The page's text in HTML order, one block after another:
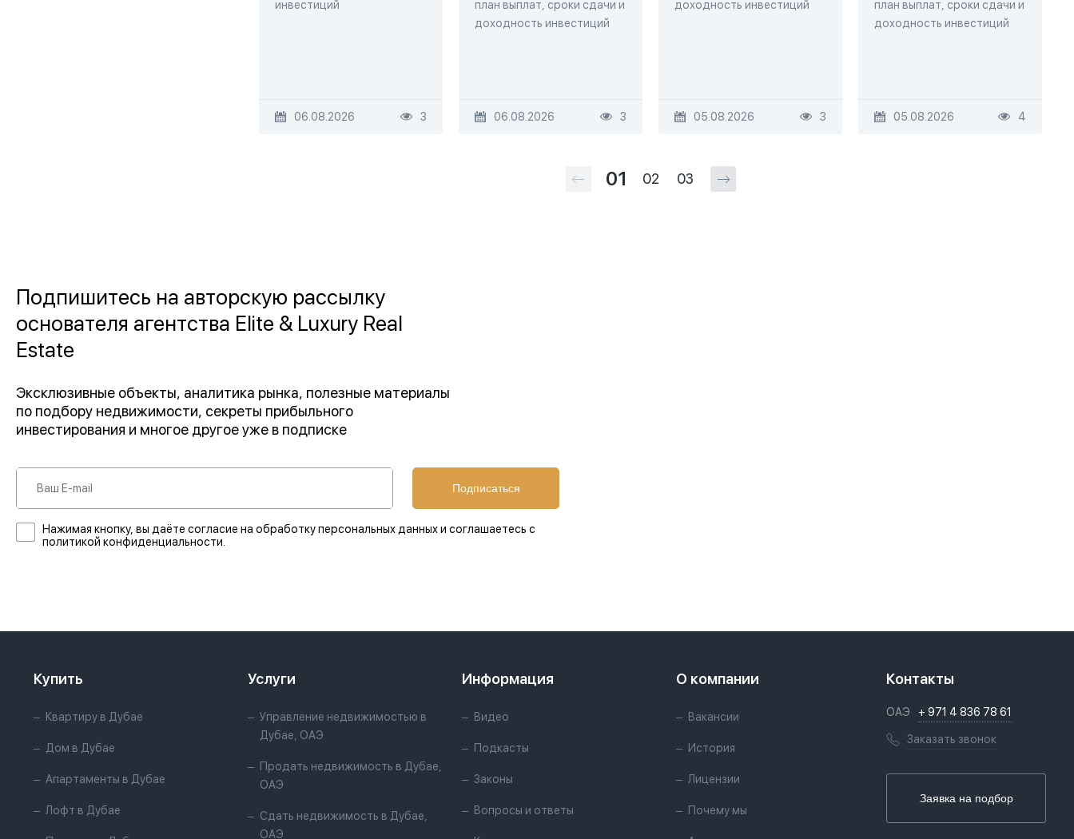
инвестиций
06.08.2026 3
план выплат, сроки сдачи и
доходность инвестиций
06.08.2026 3
доходность инвестиций
05.08.2026 3
план выплат, сроки сдачи и
доходность инвестиций
05.08.2026 4
01 02 03
Подпишитесь на авторскую рассылку
основателя агентства Elite & Luxury Real
Estate
Эксклюзивные объекты, аналитика рынка, полезные материалы
по подбору недвижимости, секреты прибыльного
инвестирования и многое другое уже в подписке
Подписаться
Нажимая кнопку, вы даёте согласие на обработку персональных данных и соглашаетесь с
политикой конфиденциальности.
Купить
Квартиру в Дубае
Дом в Дубае
Апартаменты в Дубае
Лофт в Дубае
Услуги
Управление недвижимостью в
Дубае, ОАЭ
Продать недвижимость в Дубае,
ОАЭ
Сдать недвижимость в Дубае,
ОАЭ
Информация
Видео
Подкасты
Законы
Вопросы и ответы
О компании
Вакансии
История
Лицензии
Почему мы
Контакты
ОАЭ + 971 4 836 78 61
Заказать звонок
Заявка на подбор